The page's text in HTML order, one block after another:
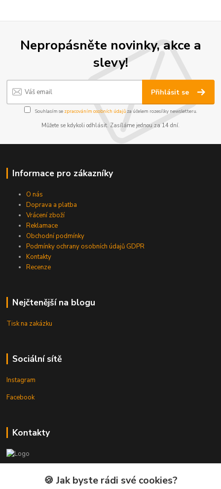
Nepropásněte novinky, akce a
slevy!
Přihlásit se
Souhlasím se zpracováním osobních údajůza účelem rozesílky newsletteru.
Můžete se kdykoli odhlásit. Zasíláme jednou za 14 dní.
Informace pro zákazníky
O nás
Doprava a platba
Vrácení zboží
Reklamace
Obchodní podmínky
Podmínky ochrany osobních údajů GDPR
Kontakty
Recenze
Nejčtenější na blogu
Tisk na zakázku
Sociální sítě
Instagram
Facebook
Kontakty
🍪 Jak byste rádi své cookies?